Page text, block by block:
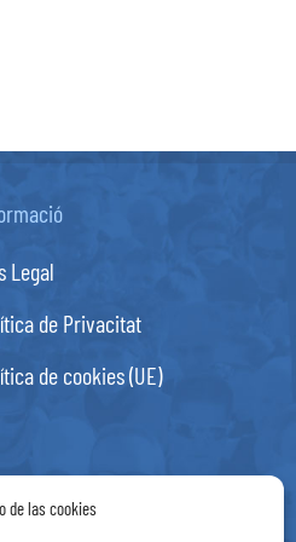
de las cookies
Legal
de Privacitat
de cookies (UE)